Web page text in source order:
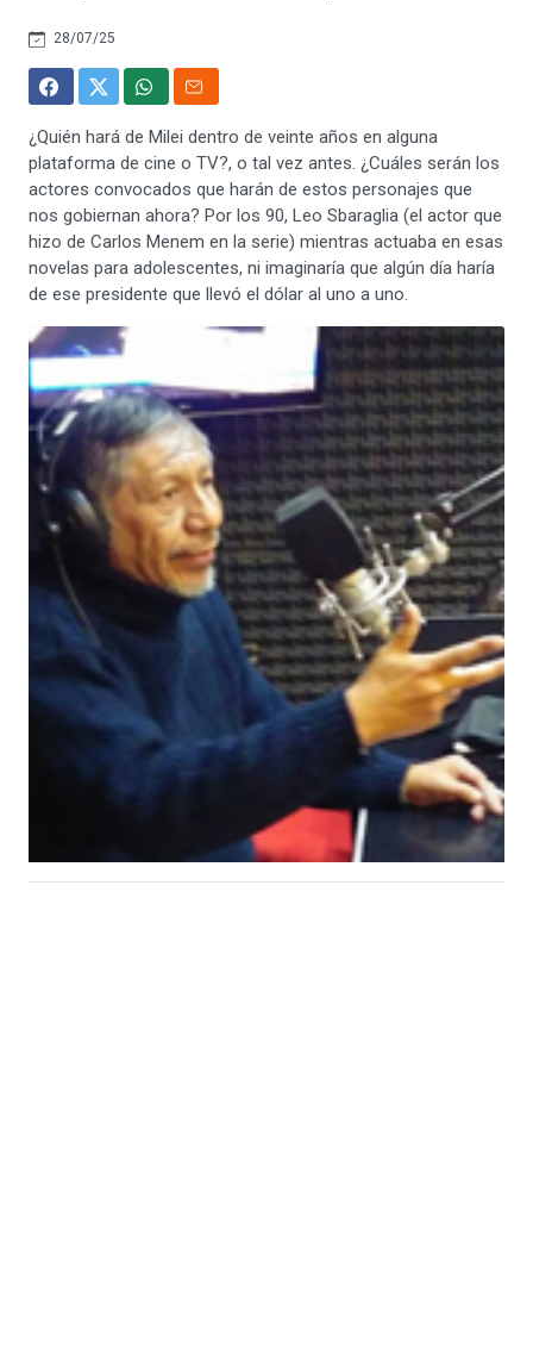
28/07/25
¿Quién hará de Milei dentro de veinte años en alguna
plataforma de cine o TV?, o tal vez antes. ¿Cuáles serán los
actores convocados que harán de estos personajes que
nos gobiernan ahora? Por los 90, Leo Sbaraglia (el actor que
hizo de Carlos Menem en la serie) mientras actuaba en esas
novelas para adolescentes, ni imaginaría que algún día haría
de ese presidente que llevó el dólar al uno a uno.